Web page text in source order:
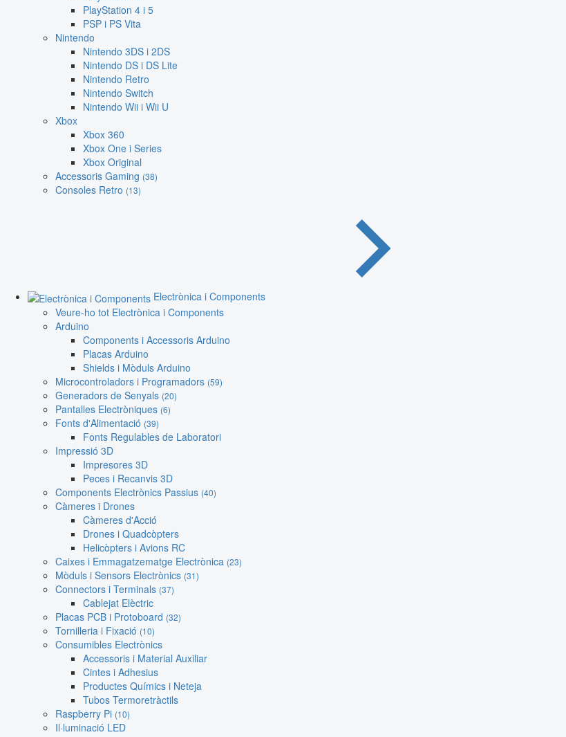
PlayStation 4 i 5
PSP i PS Vita
Nintendo
Nintendo 3DS i 2DS
Nintendo DS i DS Lite
Nintendo Retro
Nintendo Switch
Nintendo Wii i Wii U
Xbox
Xbox 360
Xbox One i Series
Xbox Original
Accessoris Gaming (38)
Consoles Retro (13)
Electrònica i Components
Veure-ho tot Electrònica i Components
Arduino
Components i Accessoris Arduino
Placas Arduino
Shields i Mòduls Arduino
Microcontroladors i Programadors (59)
Generadors de Senyals (20)
Pantalles Electròniques (6)
Fonts d'Alimentació (39)
Fonts Regulables de Laboratori
Impressió 3D
Impresores 3D
Peces i Recanvis 3D
Components Electrònics Passius (40)
Càmeres i Drones
Càmeres d'Acció
Drones i Quadcòpters
Helicòpters i Avions RC
Caixes i Emmagatzematge Electrònica (23)
Mòduls i Sensors Electrònics (31)
Connectors i Terminals (37)
Cablejat Elèctric
Placas PCB i Protoboard (32)
Tornilleria i Fixació (10)
Consumibles Electrònics
Accessoris i Material Auxiliar
Cintes i Adhesius
Productes Químics i Neteja
Tubos Termoretràctils
Raspberry Pi (10)
Il·luminació LED